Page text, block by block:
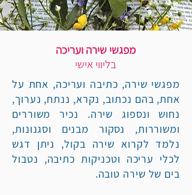
מפגשי שירה ועריכה
בליווי אישי
מפגשי שירה, כתיבה ועריכה, אחת על
אחת, בהם נכתוב, נקרא, ננתח, נערוך,
נחוש ונספוג שירה. נכיר משוררים
ומשוררות, נסקור מבנים וסגנונות,
נלמד לקרוא שירה בקול, ניתן דגש
לכלי עריכה וטכניקות כתיבה, נטבול
בים של שירה טובה.